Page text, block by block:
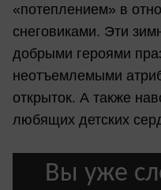
«потеплением» в
снеговиками. Эти
добрыми героями
неотъемлемыми
открыток. А также
любящих детских